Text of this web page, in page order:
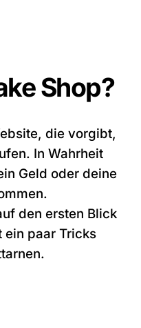
Shop?
die vorgibt,
In Wahrheit
Geld oder deine
den ersten Blick
paar Tricks